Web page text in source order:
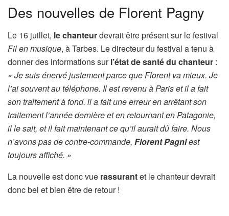
Des nouvelles de Florent Pagny
Le 16 juillet, le chanteurdevrait être présent sur le festival
Fil en musique, à Tarbes. Le directeur du festival a tenu à
donner des informations surl’état de santé du chanteur :
« Je suis énervé justement parce que Florent va mieux. Je
l’ai souvent au téléphone. Il est revenu à Paris et il a fait
son traitement à fond. il a fait une erreur en arrêtant son
traitement l’année dernière et en retournant en Patagonie,
il le sait, et il fait maintenant ce qu’il aurait dû faire. Nous
n’avons pas de contre-commande, Florent Pagniest
toujours affiché. »
La nouvelle est donc vue rassurantet le chanteur devrait
donc bel et bien être de retour !